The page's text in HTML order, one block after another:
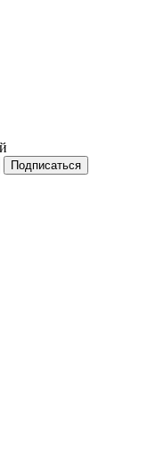
Подписаться